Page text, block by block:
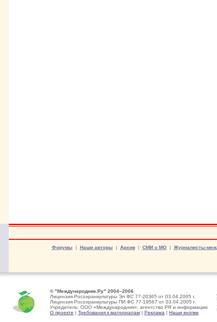
Форумы | Наши авторы | Архив| СМИ о МО| Журналисты-
© "Международник.Ру" 2004–2006
Лицензия Росохранкультуры Эл ФС 77-20365 от 03.04.2005 г.
Лицензия Росохранкультуры ПИ ФС 77-19567 от 03.04.2005 г.
Учредитель: ООО «Международник», агентство PR и информации
О проекте | Требования к материалам | Реклама | Наши кнопки